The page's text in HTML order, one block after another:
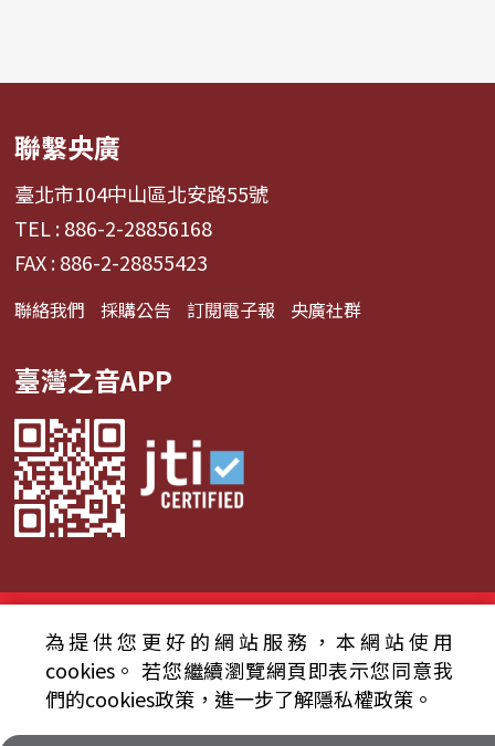
聯繫央廣
臺北市104中山區北安路55號
TEL : 886-2-28856168
FAX : 886-2-28855423
聯絡我們 採購公告 訂閱電子報 央廣社群
臺灣之音APP
© 2024財團法人中央廣播電臺 版權所有
資通安全政策聲明
服務條款 隱私權條款
為提供您更好的網站服務，本網站使用
cookies。 若您繼續瀏覽網頁即表示您同意我
們的cookies政策，進一步了解隱私權政策。